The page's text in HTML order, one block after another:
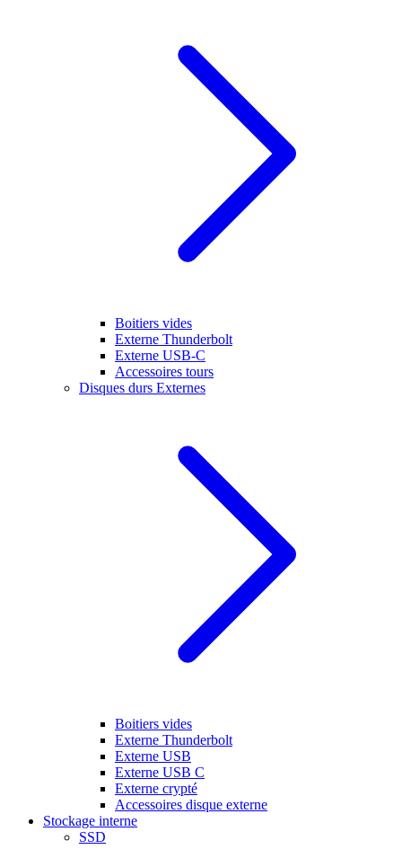
Boitiers vides
Externe Thunderbolt
Externe USB-C
Accessoires tours
Disques durs Externes
Boitiers vides
Externe Thunderbolt
Externe USB
Externe USB C
Externe crypté
Accessoires disque externe
Stockage interne
SSD